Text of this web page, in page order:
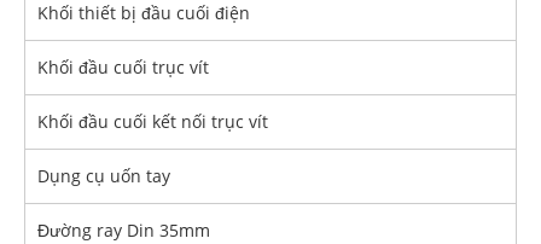
Khối thiết bị đầu cuối điện
Khối đầu cuối trục vít
Khối đầu cuối kết nối trục vít
Dụng cụ uốn tay
Đường ray Din 35mm